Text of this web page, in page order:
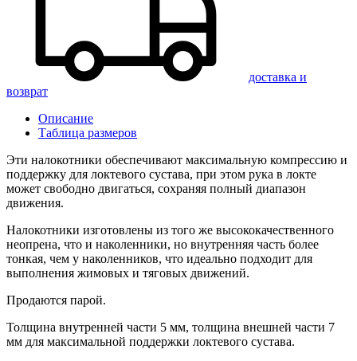
доставка и
возврат
Описание
Таблица размеров
Эти налокотники обеспечивают максимальную компрессию и
поддержку для локтевого сустава, при этом рука в локте
может свободно двигаться, сохраняя полный диапазон
движения.
Налокотники изготовлены из того же высококачественного
неопрена, что и наколенники, но внутренняя часть более
тонкая, чем у наколенников, что идеально подходит для
выполнения жимовых и тяговых движений.
Продаются парой.
Толщина внутренней части 5 мм, толщина внешней части 7
мм для максимальной поддержки локтевого сустава.